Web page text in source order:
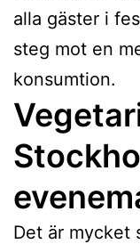
alla gäster i
steg mot en
konsumtion.
Det är mycket